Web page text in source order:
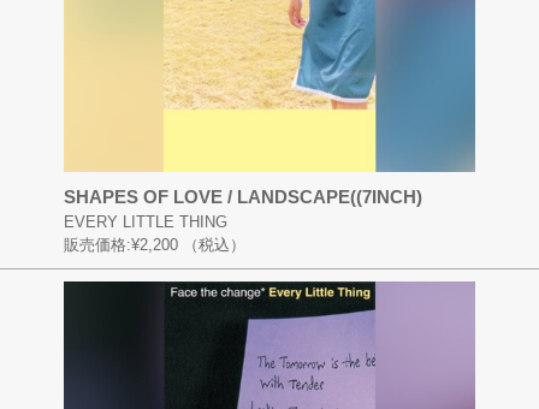
SHAPES OF LOVE / LANDSCAPE((7INCH)
EVERY LITTLE THING
販売価格:¥2,200 （税込）